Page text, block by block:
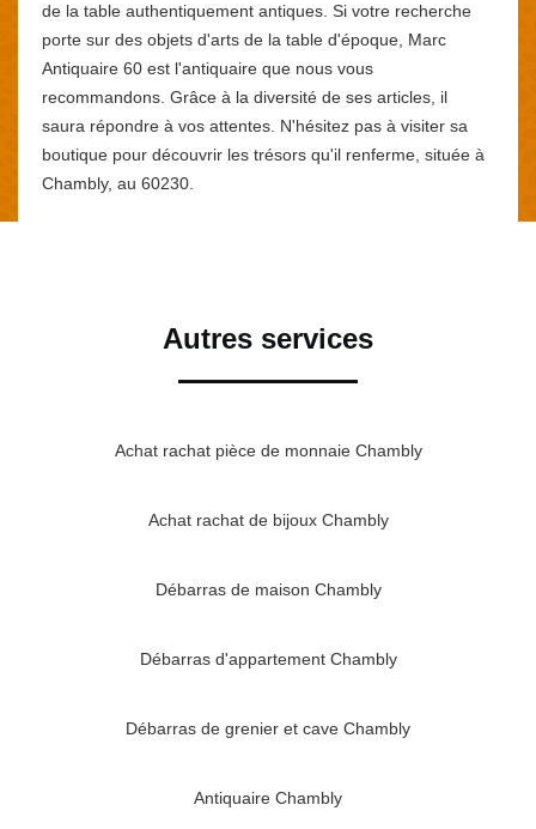
de la table authentiquement antiques. Si votre recherche
porte sur des objets d'arts de la table d'époque, Marc
Antiquaire 60 est l'antiquaire que nous vous
recommandons. Grâce à la diversité de ses articles, il
saura répondre à vos attentes. N'hésitez pas à visiter sa
boutique pour découvrir les trésors qu'il renferme, située à
Chambly, au 60230.
Autres services
Achat rachat pièce de monnaie Chambly
Achat rachat de bijoux Chambly
Débarras de maison Chambly
Débarras d'appartement Chambly
Débarras de grenier et cave Chambly
Antiquaire Chambly